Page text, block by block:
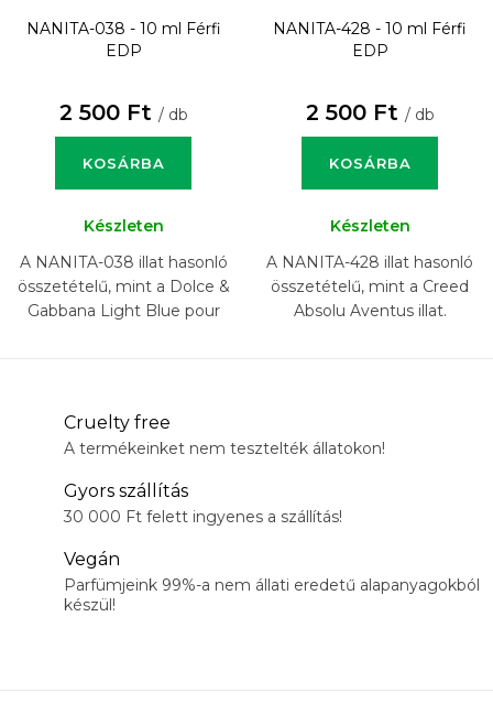
NANITA-038 - 10 ml Férfi
EDP
2 500 Ft / db
KOSÁRBA
Készleten
A NANITA-038 illat hasonló
összetételű, mint a Dolce &
Gabbana Light Blue pour
NANITA-428 - 10 ml Férfi
EDP
2 500 Ft / db
KOSÁRBA
Készleten
A NANITA-428 illat hasonló
összetételű, mint a Creed
Absolu Aventus illat.
Cruelty free
A termékeinket nem tesztelték állatokon!
Gyors szállítás
30 000 Ft felett ingyenes a szállítás!
Vegán
Parfümjeink 99%-a nem állati eredetű alapanyagokból
készül!